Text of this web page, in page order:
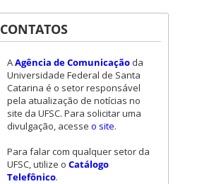
CONTATOS
AAgência de Comunicação da
Universidade Federal de Santa
Catarina é o setor responsável
pela atualização de notícias no
site da UFSC. Para solicitar uma
divulgação, acesse o site.
Para falar com qualquer setor da
UFSC, utilize o Catálogo
Telefônico.